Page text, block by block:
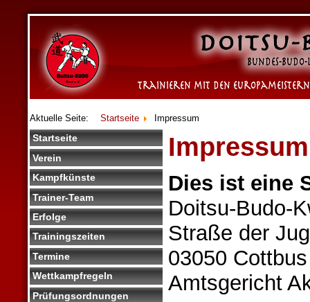
Aktuelle Seite: Startseite Impressum
Startseite
Verein
Kampfkünste
Trainer-Team
Erfolge
Trainingszeiten
Termine
Wettkampfregeln
Prüfungsordnungen
Impressum
Dies ist eine
Doitsu-Budo-
Straße der
03050 Cottbus
Amtsgericht